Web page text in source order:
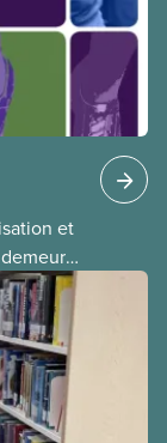
et
plus de
qui
et de
loin